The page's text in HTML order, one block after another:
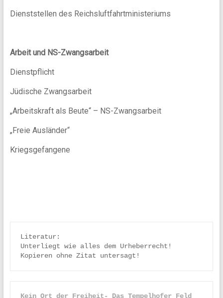
Dienststellen des Reichsluftfahrtministeriums
Arbeit und NS-Zwangsarbeit
Dienstpflicht
Jüdische Zwangsarbeit
„Arbeitskraft als Beute“ – NS-Zwangsarbeit
„Freie Ausländer“
Kriegsgefangene
Literatur:
Unterliegt wie alles dem Urheberrecht!
Kopieren ohne Zitat untersagt!
Kein Ort der Freiheit- Das Tempelhofer Feld